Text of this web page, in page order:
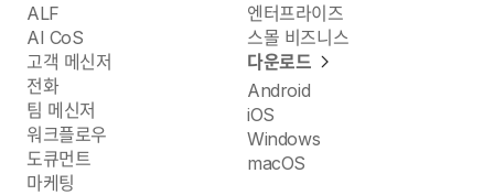
ALF
AI CoS
고객 메신저
전화
팀 메신저
워크플로우
도큐먼트
마케팅
엔터프라이즈
스몰 비즈니스
다운로드
Android
iOS
Windows
macOS